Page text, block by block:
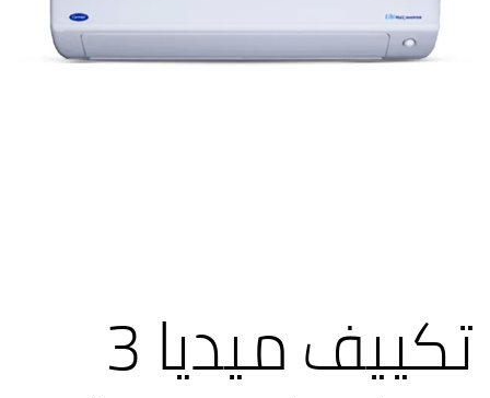
تكييف ميديا 3